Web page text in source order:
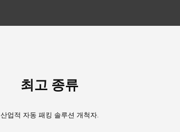
최고 종류
산업적 자동 패킹 솔루션 개척자.